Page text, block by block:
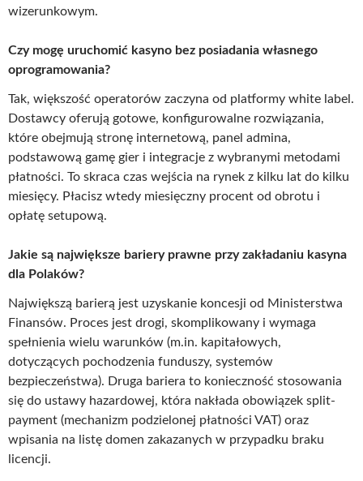
wizerunkowym.
Czy mogę uruchomić kasyno bez posiadania własnego
oprogramowania?
Tak, większość operatorów zaczyna od platformy white label.
Dostawcy oferują gotowe, konfigurowalne rozwiązania,
które obejmują stronę internetową, panel admina,
podstawową gamę gier i integracje z wybranymi metodami
płatności. To skraca czas wejścia na rynek z kilku lat do kilku
miesięcy. Płacisz wtedy miesięczny procent od obrotu i
opłatę setupową.
Jakie są największe bariery prawne przy zakładaniu kasyna
dla Polaków?
Największą barierą jest uzyskanie koncesji od Ministerstwa
Finansów. Proces jest drogi, skomplikowany i wymaga
spełnienia wielu warunków (m.in. kapitałowych,
dotyczących pochodzenia funduszy, systemów
bezpieczeństwa). Druga bariera to konieczność stosowania
się do ustawy hazardowej, która nakłada obowiązek split-
payment (mechanizm podzielonej płatności VAT) oraz
wpisania na listę domen zakazanych w przypadku braku
licencji.